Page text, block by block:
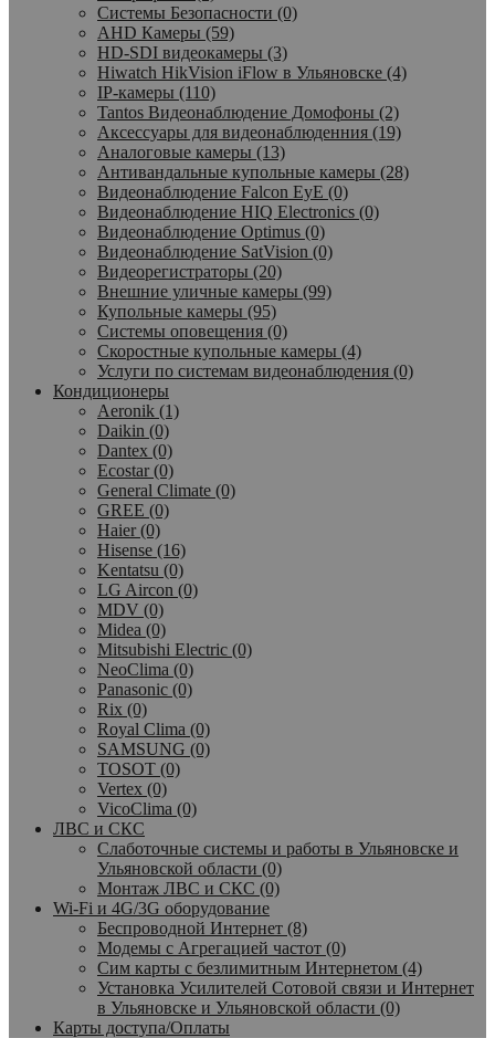
Системы Безопасности (0)
AHD Камеры (59)
HD-SDI видеокамеры (3)
Hiwatch HikVision iFlow в Ульяновске (4)
IP-камеры (110)
Tantos Видеонаблюдение Домофоны (2)
Аксессуары для видеонаблюденния (19)
Аналоговые камеры (13)
Антивандальные купольные камеры (28)
Видеонаблюдение Falcon EyE (0)
Видеонаблюдение HIQ Electronics (0)
Видеонаблюдение Optimus (0)
Видеонаблюдение SatVision (0)
Видеорегистраторы (20)
Внешние уличные камеры (99)
Купольные камеры (95)
Системы оповещения (0)
Скоростные купольные камеры (4)
Услуги по системам видеонаблюдения (0)
Кондиционеры
Aeronik (1)
Daikin (0)
Dantex (0)
Ecostar (0)
General Climate (0)
GREE (0)
Haier (0)
Hisense (16)
Kentatsu (0)
LG Aircon (0)
MDV (0)
Midea (0)
Mitsubishi Electric (0)
NeoClima (0)
Panasonic (0)
Rix (0)
Royal Clima (0)
SAMSUNG (0)
TOSOT (0)
Vertex (0)
VicoClima (0)
ЛВС и СКС
Слаботочные системы и работы в Ульяновске и
Ульяновской области (0)
Монтаж ЛВС и СКС (0)
Wi-Fi и 4G/3G оборудование
Беспроводной Интернет (8)
Модемы с Агрегацией частот (0)
Сим карты с безлимитным Интернетом (4)
Установка Усилителей Сотовой связи и Интернет
в Ульяновске и Ульяновской области (0)
Карты доступа/Оплаты